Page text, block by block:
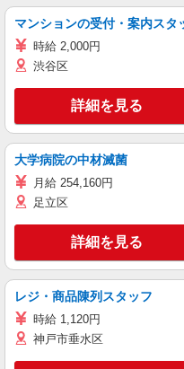
マンションの受付・案内スタ
時給 2,000円
渋谷区
詳細を見る
大学病院の中材滅菌
月給 254,160円
足立区
詳細を見る
レジ・商品陳列スタッフ
時給 1,120円
神戸市垂水区